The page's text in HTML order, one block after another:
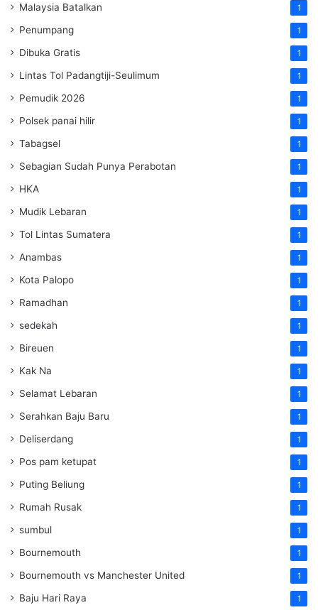
Malaysia Batalkan 1
Penumpang 1
Dibuka Gratis 1
Lintas Tol Padangtiji-Seulimum 1
Pemudik 2026 1
Polsek panai hilir 1
Tabagsel 1
Sebagian Sudah Punya Perabotan 1
HKA 1
Mudik Lebaran 1
Tol Lintas Sumatera 1
Anambas 1
Kota Palopo 1
Ramadhan 1
sedekah 1
Bireuen 1
Kak Na 1
Selamat Lebaran 1
Serahkan Baju Baru 1
Deliserdang 1
Pos pam ketupat 1
Puting Beliung 1
Rumah Rusak 1
sumbul 1
Bournemouth 1
Bournemouth vs Manchester United 1
Baju Hari Raya 1